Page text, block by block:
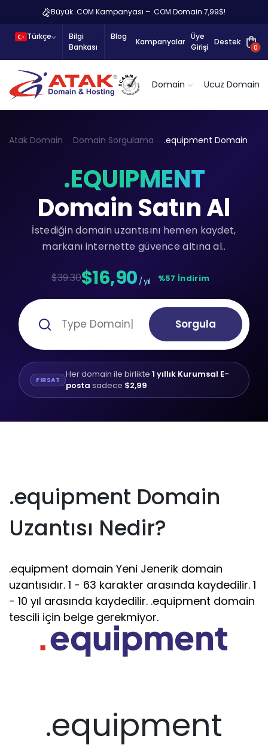
Büyük .COM Kampanyası – .COM Domain 7,99$!
Türkçe
Bilgi
Bankası
Blog
Kampanyalar
Üye
Girişi
Destek
0
Domain Ucuz Domain
Atak Domain Domain Sorgulama .equipment Domain
.EQUIPMENT
Domain Satın Al
İstediğin domain uzantısını hemen kaydet,
markanı internette güvence altına al..
$39.30$16,90 / yıl %57 İndirim
Sorgula
FIRSAT Her domain ile birlikte 1 yıllık Kurumsal E-
posta sadece $2,99
.equipment Domain
Uzantısı Nedir?
.equipment domain Yeni Jenerik domain
uzantısıdır. 1 - 63 karakter arasında kaydedilir. 1
- 10 yıl arasında kaydedilir. .equipment domain
tescili için belge gerekmiyor.
.equipment